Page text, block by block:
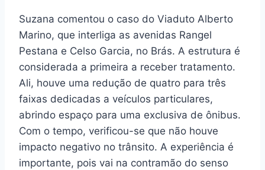
Suzana comentou o caso do Viaduto Alberto
Marino, que interliga as avenidas Rangel
Pestana e Celso Garcia, no Brás. A estrutura é
considerada a primeira a receber tratamento.
Ali, houve uma redução de quatro para três
faixas dedicadas a veículos particulares,
abrindo espaço para uma exclusiva de ônibus.
Com o tempo, verificou-se que não houve
impacto negativo no trânsito. A experiência é
importante, pois vai na contramão do senso